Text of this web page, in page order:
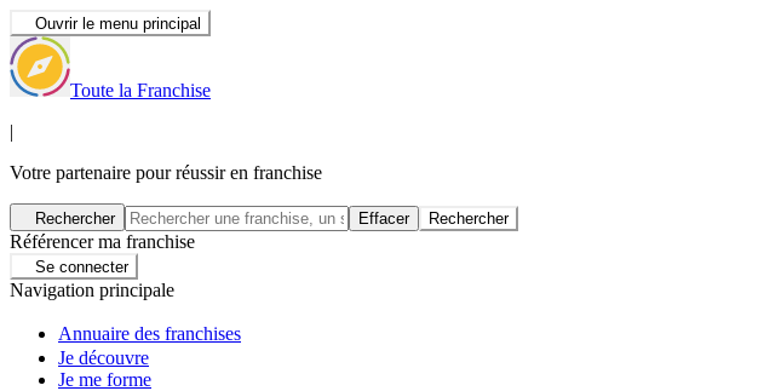
Ouvrir le menu principal
Toute la Franchise
|
Votre partenaire pour réussir en franchise
Rechercher Effacer Rechercher
Référencer ma franchise
Se connecter
Navigation principale
Annuaire des franchises
Je découvre
Je me forme